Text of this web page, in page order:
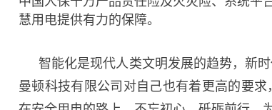
慧用电提供有力的保障。
智能化是现代人类文明发展的趋势，新
曼顿科技有限公司对自己也有着更高的要